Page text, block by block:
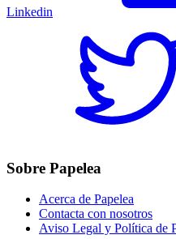
Linkedin
Sobre Papelea
Acerca de Papelea
Contacta con nosotros
Aviso Legal y Política de